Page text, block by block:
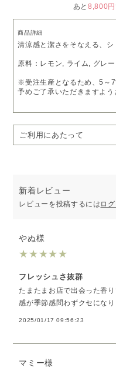
あと8,800円
商品詳細
清涼感と潔さをそなえる、
原料：レモン, ライム, グレ
※受注生産となるため、5～7
予めご了承いただきますよう
※ピエゾディフューザー「ソ
ご利用にあたって
新着レビュー
レビューを投稿するには ロ
やぬ様
★★★★★
フレッシュさ抜群
たまたまお店で出会った香
感が季節感問わずクセにな
2025/01/17 09:56:23
マミー様